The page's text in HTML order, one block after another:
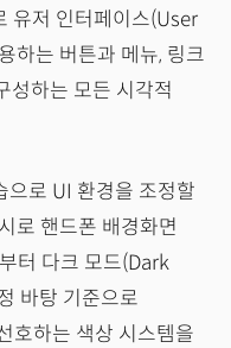
유저 인터페이스(User
하는 버튼과 메뉴, 링크
성하는 모든 시각적
으로 UI 환경을 조정할
로 핸드폰 배경화면
터 다크 모드(Dark
바탕 기준으로
호하는 색상 시스템을